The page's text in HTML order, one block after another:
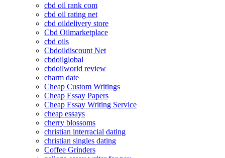
cbd oil rank com
cbd oil rating net
cbd oildelivery store
Cbd Oilmarketplace
cbd oils
Cbdoildiscount Net
cbdoilglobal
cbdoilworld review
charm date
Cheap Custom Writings
Cheap Essay Papers
Cheap Essay Writing Service
cheap essays
cherry blossoms
christian interracial dating
christian singles dating
Coffee Grinders